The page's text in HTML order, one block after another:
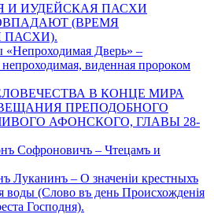
И ИУДЕЙСКАЯ ПАСХИ
(ВРЕМЯ
ПАСХИ).
Дверь» –
непроходимая, виденная пророком
В КОНЦЕ МИРА
ПРЕПОДОБНОГО
АФОНСКОГО, ГЛАВЫ 28-
Софроновичъ – Чтецамъ и
Луканинъ – О значеніи крестныхъ
воды (Слово въ день Происхожденія
Господня).